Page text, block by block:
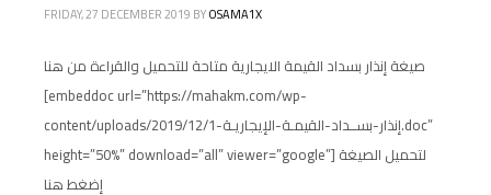
FRIDAY, 27 DECEMBER 2019 BYOSAMA1X
صيغة إنذار بسداد القيمة الايجارية متاحة للتحميل والقراءة من هنا
[embeddoc url=”https://mahakm.com/wp-
content/uploads/2019/12/إنذار-بســداد-القيمـة-الإيجاريـة-1.doc”
height=”50%” download=”all” viewer=”google”] لتحميل الصيغة
إضغط هنا